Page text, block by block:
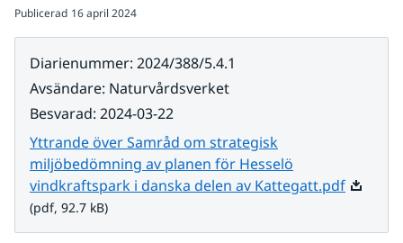
Publicerad 16 april 2024
Diarienummer: 2024/388/5.4.1
Avsändare: Naturvårdsverket
Besvarad: 2024-03-22
Yttrande över Samråd om strategisk
miljöbedömning av planen för Hesselö
vindkraftspark i danska delen av Kattegatt.pdfPdf,
(pdf, 92.7 kB)